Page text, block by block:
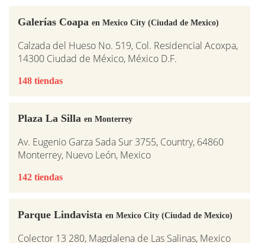
Galerías Coapa en Mexico City (Ciudad de Mexico)
Calzada del Hueso No. 519, Col. Residencial Acoxpa,
14300 Ciudad de México, México D.F.
148 tiendas
Plaza La Silla en Monterrey
Av. Eugenio Garza Sada Sur 3755, Country, 64860
Monterrey, Nuevo León, Mexico
142 tiendas
Parque Lindavista en Mexico City (Ciudad de Mexico)
Colector 13 280, Magdalena de Las Salinas, Mexico